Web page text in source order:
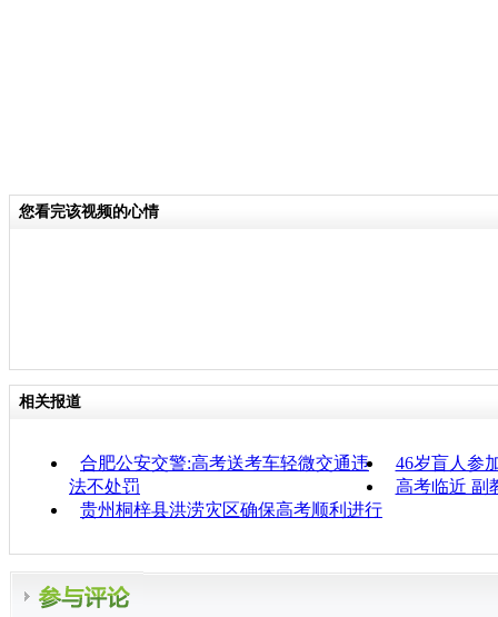
您看完该视频的心情
相关报道
合肥公安交警:高考送考车轻微交通违
法不处罚
46岁盲人参
高考临近 副
贵州桐梓县洪涝灾区确保高考顺利进行